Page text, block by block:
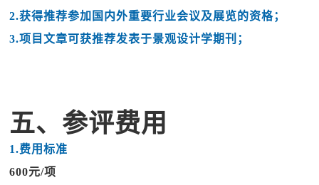
2.获得推荐参加国内外重要行业会议及展览的资格；
3.项目文章可获推荐发表于景观设计学期刊；
五、参评费用
1.费用标准
600元/项